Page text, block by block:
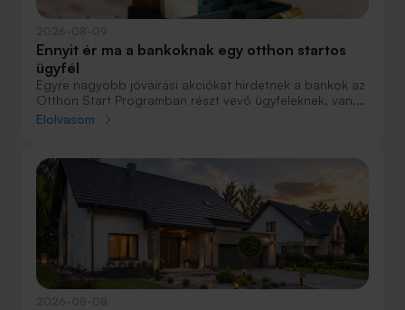
Ennyit ér ma a bankoknak egy otthon startos
ügyfél
Egyre nagyobb jóváírási akciókat hirdetnek a bankok az
Otthon Start Programban részt vevő ügyfeleknek, van,
ahol összesen akár félmillió forint jóváírást is össze lehet
nagyobb jóváírásért?
Elolvasom